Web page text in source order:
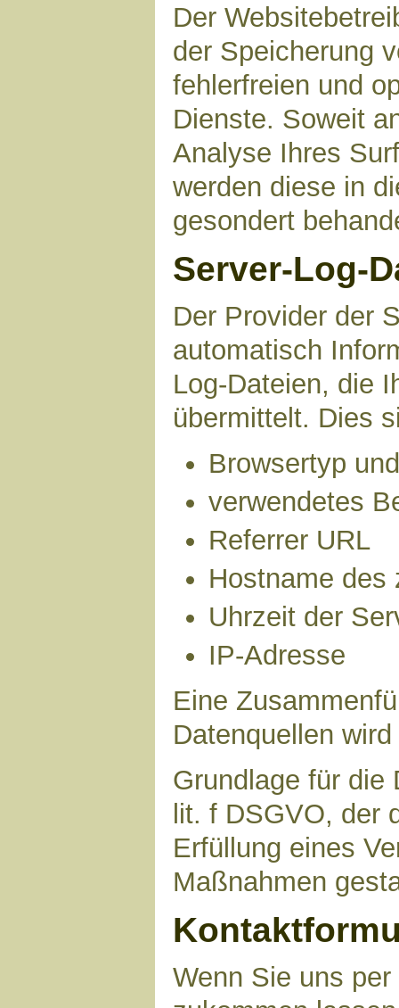
Der
der Speicherung
fehlerfreien und
Dienste. Soweit
Analyse Ihres
werden diese in
gesondert
Server-Log-
Der Provider der
automatisch
Log-Dateien, die
übermittelt. Dies
Browsertyp
verwendetes
Referrer URL
Hostname des
Uhrzeit der
IP-Adresse
Eine
Datenquellen
Grundlage für die
lit. f DSGVO, der
Erfüllung eines
Maßnahmen
Wenn Sie uns